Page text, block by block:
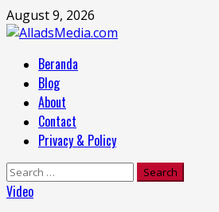
Skip
to
August 9, 2026
MenuBeranda
Blog
About
Contact
Privacy & Policy
Search
for:
Video